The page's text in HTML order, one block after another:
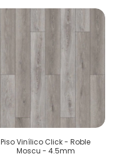
Piso Vinílico Click - Roble
Moscu - 4.5mm